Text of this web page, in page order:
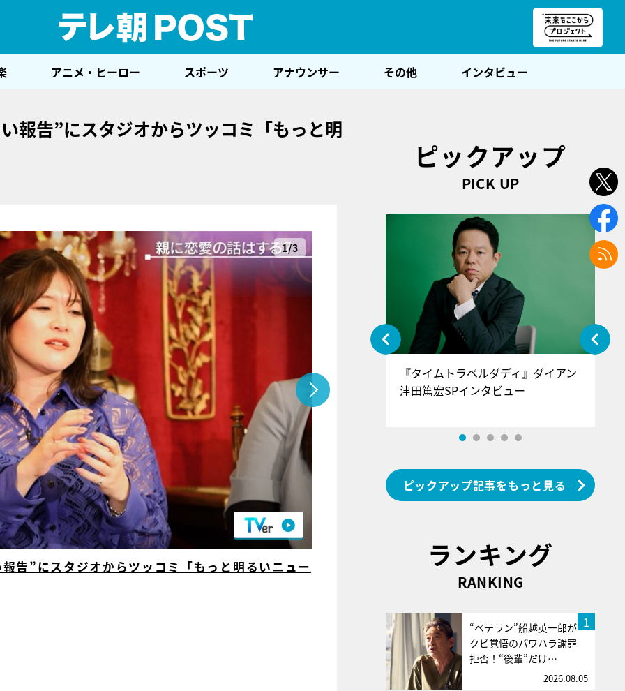
アニメ・ヒーロー スポーツ アナウンサー その他 インタビュー
報告”にスタジオからツッコミ「もっと明
1/3
告”にスタジオからツッコミ「もっと明るいニュー
ピックアップ
PICK UP
『アイ＝ラブ！げーみんぐ』＝LOV
E齋藤樹愛羅＆佐々木舞香SPインタ
ビュー
『タイムトラベルダディ』ダイアン
津田篤宏SPインタビュー
ピックアップ記事をもっと見る
ランキング
RANKING
1
“ベテラン”船越英一郎が
クビ覚悟のパワハラ謝罪
拒否！“後輩”だけ…
2026.08.05